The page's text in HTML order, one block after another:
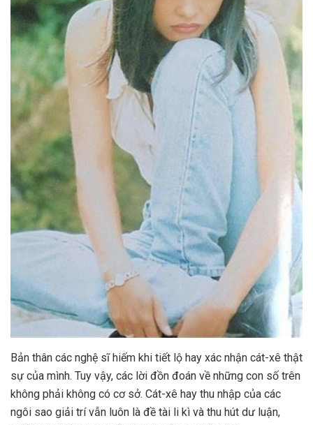
Bản thân các nghệ sĩ hiếm khi tiết lộ hay xác nhận cát-xê thật
sự của mình. Tuy vậy, các lời đồn đoán về những con số trên
không phải không có cơ sở. Cát-xê hay thu nhập của các
ngôi sao giải trí vẫn luôn là đề tài li kì và thu hút dư luận,